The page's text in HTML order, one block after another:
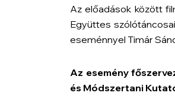
Az előadások között
Együttes
eseménnyel Timár
Az esemény
és Módszertani